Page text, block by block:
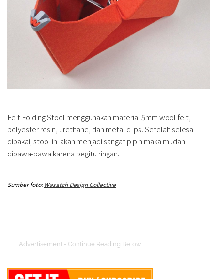
Felt Folding Stool menggunakan material 5mm wool felt,
polyester resin, urethane, dan metal clips. Setelah selesai
dipakai, stool ini akan menjadi sangat pipih maka mudah
dibawa-bawa karena begitu ringan.
Sumber foto: Wasatch Design Collective
Advertisement - Continue Reading Below